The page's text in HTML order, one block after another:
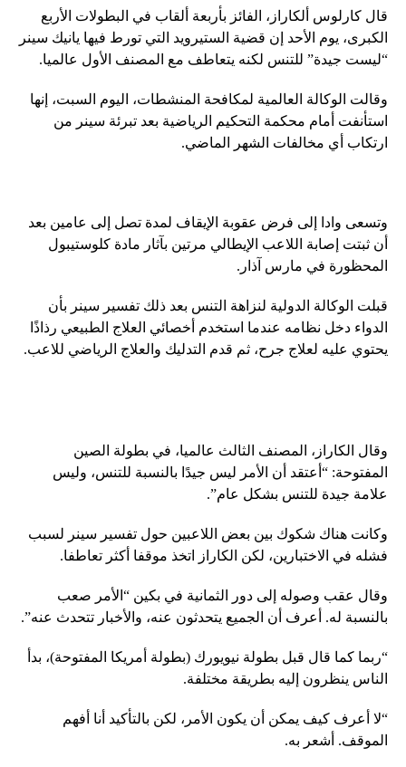
قال كارلوس ألكاراز، الفائز بأربعة ألقاب في البطولات الأربع
الكبرى، يوم الأحد إن قضية الستيرويد التي تورط فيها يانيك سينر
“ليست جيدة” للتنس لكنه يتعاطف مع المصنف الأول عالميا.
وقالت الوكالة العالمية لمكافحة المنشطات، اليوم السبت، إنها
استأنفت أمام محكمة التحكيم الرياضية بعد تبرئة سينر من
ارتكاب أي مخالفات الشهر الماضي.
وتسعى وادا إلى فرض عقوبة الإيقاف لمدة تصل إلى عامين بعد
أن ثبتت إصابة اللاعب الإيطالي مرتين بآثار مادة كلوستيبول
المحظورة في مارس آذار.
قبلت الوكالة الدولية لنزاهة التنس بعد ذلك تفسير سينر بأن
الدواء دخل نظامه عندما استخدم أخصائي العلاج الطبيعي رذاذًا
يحتوي عليه لعلاج جرح، ثم قدم التدليك والعلاج الرياضي للاعب.
وقال الكاراز، المصنف الثالث عالميا، في بطولة الصين
المفتوحة: “أعتقد أن الأمر ليس جيدًا بالنسبة للتنس، وليس
علامة جيدة للتنس بشكل عام”.
وكانت هناك شكوك بين بعض اللاعبين حول تفسير سينر لسبب
فشله في الاختبارين، لكن الكاراز اتخذ موقفا أكثر تعاطفا.
وقال عقب وصوله إلى دور الثمانية في بكين “الأمر صعب
بالنسبة له. أعرف أن الجميع يتحدثون عنه، والأخبار تتحدث عنه”.
“ربما كما قال قبل بطولة نيويورك (بطولة أمريكا المفتوحة)، بدأ
الناس ينظرون إليه بطريقة مختلفة.
“لا أعرف كيف يمكن أن يكون الأمر، لكن بالتأكيد أنا أفهم
الموقف. أشعر به.